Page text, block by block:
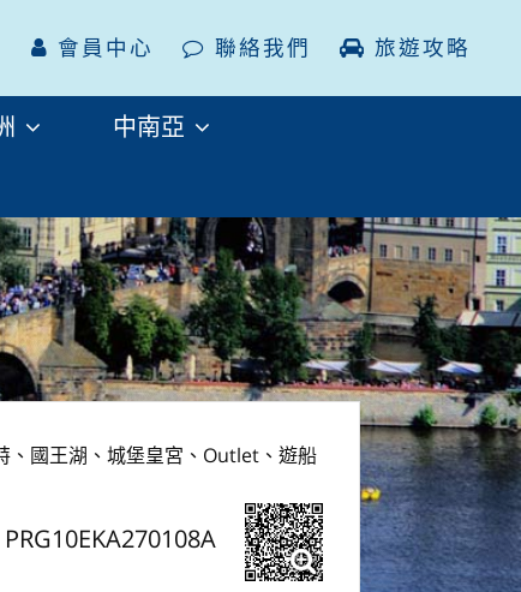
會員中心 聯絡我們 旅遊攻略
中南亞
、國王湖、城堡皇宮、Outlet、遊船